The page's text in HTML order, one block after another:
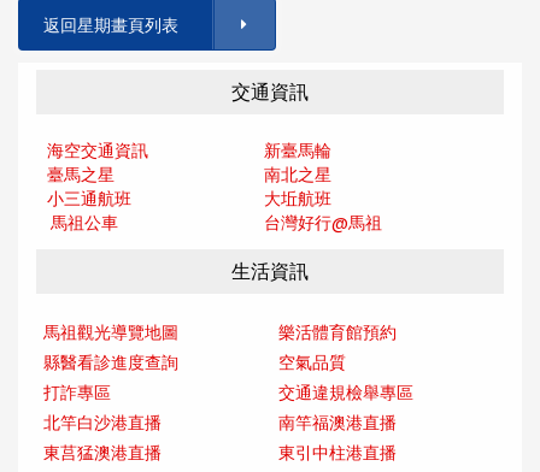
返回星期畫頁列表
交通資訊
海空交通資訊
新臺馬輪
臺馬之星
南北之星
小三通航班
大坵航班
馬祖公車
台灣好行@馬祖
生活資訊
馬祖觀光導覽地圖
樂活體育館預約
縣醫看診進度查詢
空氣品質
打詐專區
交通違規檢舉專區
北竿白沙港直播
南竿福澳港直播
東莒猛澳港直播
東引中柱港直播